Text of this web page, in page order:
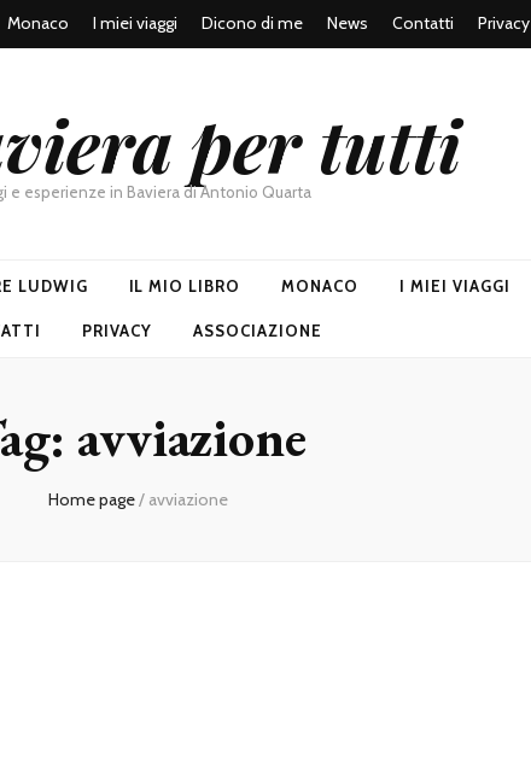
Monaco I miei viaggi Dicono di me News Contatti Privacy
per tutti
e esperienze in Baviera di Antonio Quarta
LUDWIG IL MIO LIBRO MONACO I MIEI VIAGGI
PRIVACY ASSOCIAZIONE
avviazione
Home page/ avviazione